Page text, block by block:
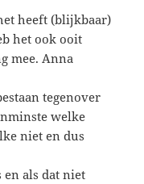
heeft (blijkbaar)
het ook ooit
mee. Anna
tegenover
welke
niet en dus
en als dat niet